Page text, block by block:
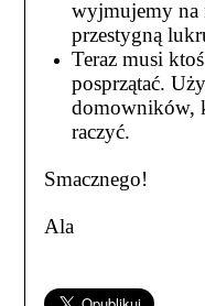
wyjmujemy na
przestygną
Teraz musi
posprzątać.
domowników,
raczyć.
Smacznego!
Ala